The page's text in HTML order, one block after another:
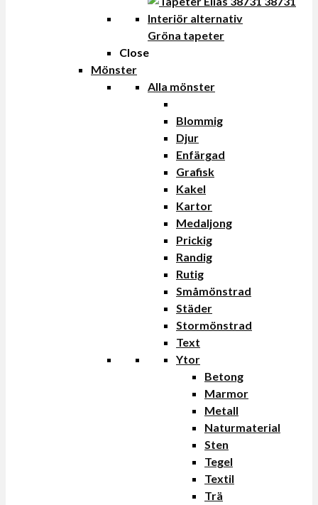
Gröna tapeter
Close
Mönster
Alla mönster
Blommig
Djur
Enfärgad
Grafisk
Kakel
Kartor
Medaljong
Prickig
Randig
Rutig
Småmönstrad
Städer
Stormönstrad
Text
Ytor
Betong
Marmor
Metall
Naturmaterial
Sten
Tegel
Textil
Trä